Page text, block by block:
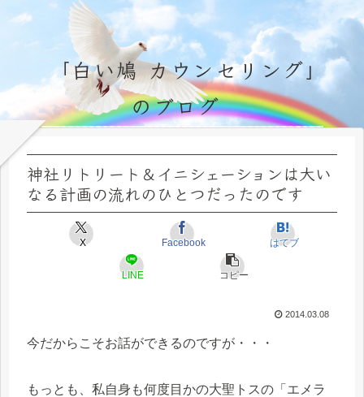
「白い鳩 カウンセリング」
のブログ
神社リトリート＆イニシェーションは大い
なる計画の流れのひとつだったのです
X Facebook はてブ
LINE コピー
2014.03.08
今だからこそお話ができるのですが・・・
もっとも、私自身も何度目かの大聖トスの「エメラ